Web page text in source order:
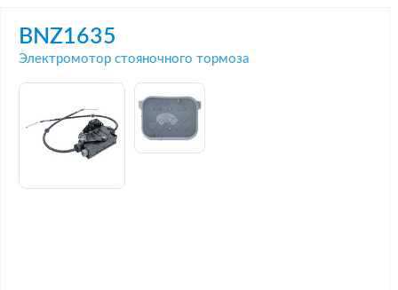
BNZ1635
Электромотор стояночного тормоза